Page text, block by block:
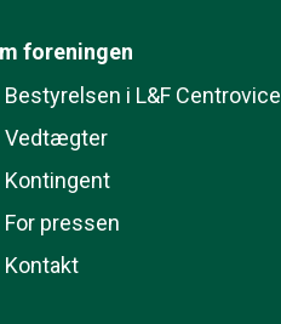
foreningen
Bestyrelsen i L&F Centrovice
Vedtægter
Kontingent
For pressen
Kontakt